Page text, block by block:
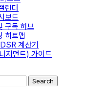
린더
보드
구독 허브
히트맵
계산기
지먼트) 가이드
Search